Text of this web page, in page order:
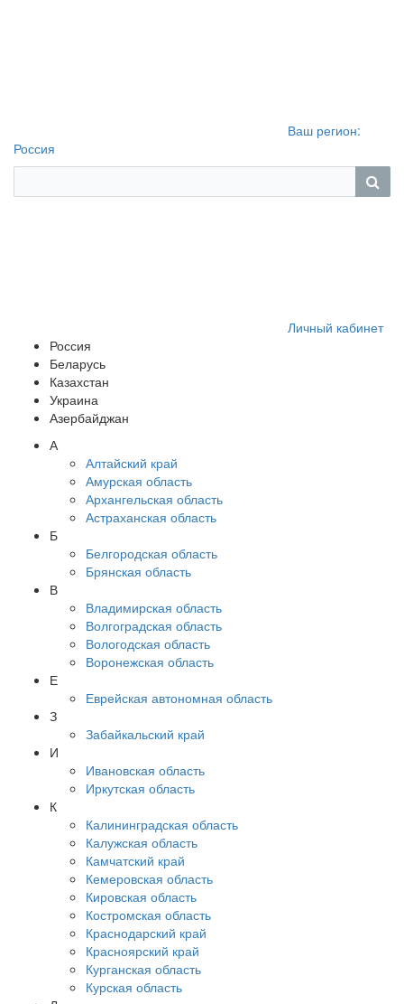
Ваш регион:
Россия
Личный кабинет
Россия
Беларусь
Казахстан
Украина
Азербайджан
А
Алтайский край
Амурская область
Архангельская область
Астраханская область
Б
Белгородская область
Брянская область
В
Владимирская область
Волгоградская область
Вологодская область
Воронежская область
Е
Еврейская автономная область
З
Забайкальский край
И
Ивановская область
Иркутская область
К
Калининградская область
Калужская область
Камчатский край
Кемеровская область
Кировская область
Костромская область
Краснодарский край
Красноярский край
Курганская область
Курская область